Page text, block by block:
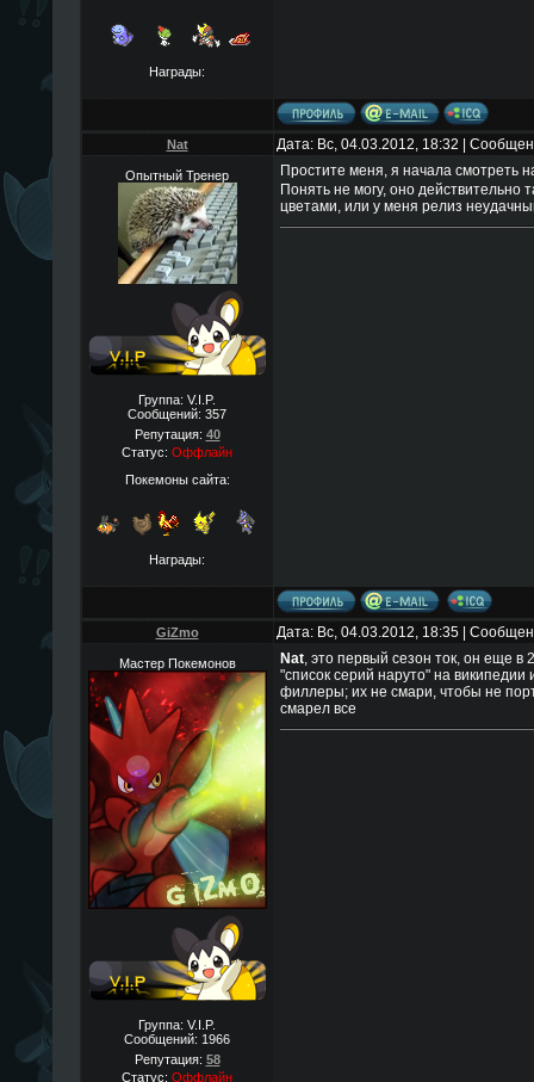
Награды:
Nat Дата: Вс, 04.03.2012, 18:32 |
Опытный Тренер
Группа: V.I.P.
Сообщений: 357
Репутация: 40
Статус: Оффлайн
Покемоны сайта:
Награды:
Простите меня, я начала смотреть
Понять не могу, оно действительно
цветами, или у меня релиз
GiZmo Дата: Вс, 04.03.2012, 18:35 |
Мастер Покемонов
Группа: V.I.P.
Сообщений: 1966
Репутация: 58
Статус: Оффлайн
Nat, это первый сезон ток, он еще в
"список серий наруто" на
филлеры; их не смари, чтобы не
смарел все